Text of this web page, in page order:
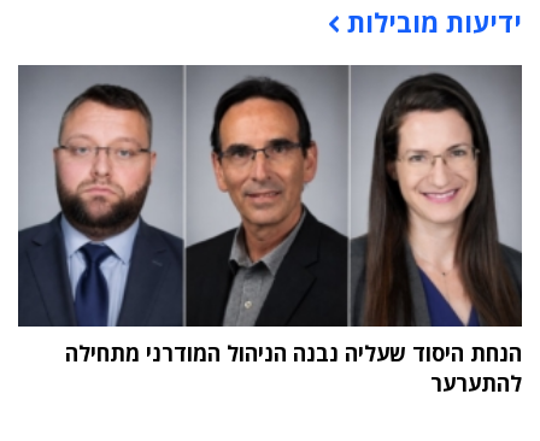
תוכן פרסומי
ידיעות מובילות
הנחת היסוד שעליה נבנה הניהול המודרני מתחילה
להתערער